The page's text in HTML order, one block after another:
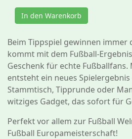
In den Warenkorb
Beim Tippspiel gewinnen immer
kommt mit dem Fußball-
Geschenk für echte
entsteht ein neues
Stammtisch, Tipprunde oder
witziges Gadget, das sofort für
Perfekt vor allem zur Fußball
Fußball Europameisterschaft!